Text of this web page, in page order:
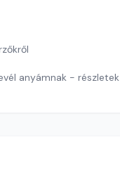
anyámnak - részletek